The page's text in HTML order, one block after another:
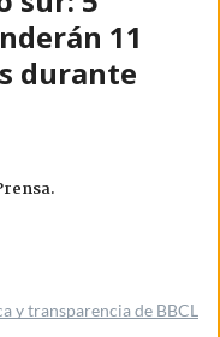
11
durante
.
y transparencia de BBCL